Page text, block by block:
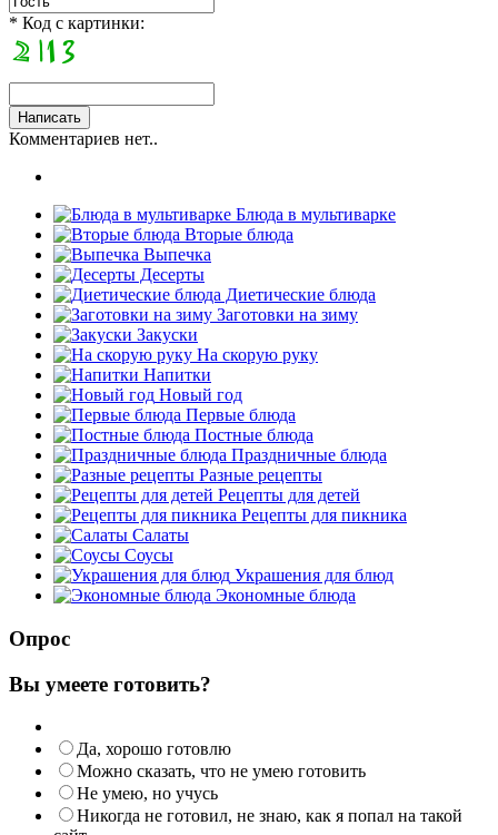
* Код с картинки:
Комментариев нет..
Блюда в мультиварке
Вторые блюда
Выпечка
Десерты
Диетические блюда
Заготовки на зиму
Закуски
На скорую руку
Напитки
Новый год
Первые блюда
Постные блюда
Праздничные блюда
Разные рецепты
Рецепты для детей
Рецепты для пикника
Салаты
Соусы
Украшения для блюд
Экономные блюда
Опрос
Вы умеете готовить?
Да, хорошо готовлю
Можно сказать, что не умею готовить
Не умею, но учусь
Никогда не готовил, не знаю, как я попал на такой